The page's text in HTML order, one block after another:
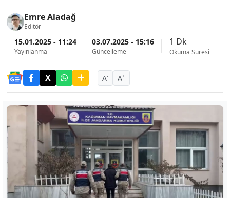
Emre Aladağ
Editör
15.01.2025 - 11:24
Yayınlanma
03.07.2025 - 15:16
Güncelleme
1 Dk
Okuma Süresi
A- A+